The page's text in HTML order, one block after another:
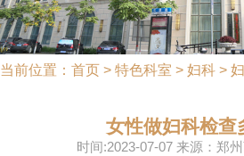
当前位置： 首页 > 特色科室 > 妇科 >
女性做妇科检查
时间:2023-07-07 来源：郑